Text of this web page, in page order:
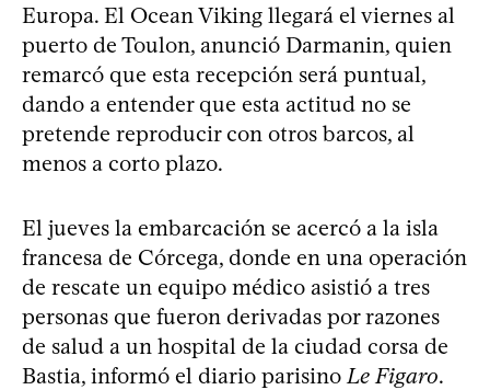
Europa. El Ocean Viking llegará el viernes al
puerto de Toulon, anunció Darmanin, quien
remarcó que esta recepción será puntual,
dando a entender que esta actitud no se
pretende reproducir con otros barcos, al
menos a corto plazo.
El jueves la embarcación se acercó a la isla
francesa de Córcega, donde en una operación
de rescate un equipo médico asistió a tres
personas que fueron derivadas por razones
de salud a un hospital de la ciudad corsa de
Bastia, informó el diario parisino Le Figaro.